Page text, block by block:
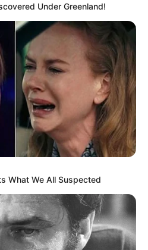
PRIX DE MORTAIN de la
pronostics de la presse sur
Under Greenland!
What We All Suspected